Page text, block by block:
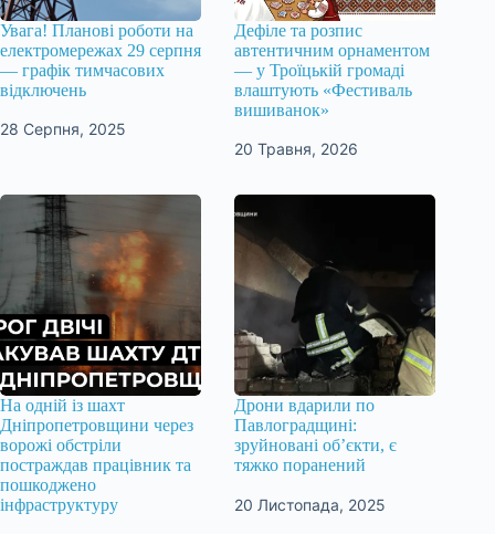
Увага! Планові роботи на
електромережах 29 серпня
— графік тимчасових
відключень
28 Серпня, 2025
Дефіле та розпис
автентичним орнаментом
— у Троїцькій громаді
влаштують «Фестиваль
вишиванок»
20 Травня, 2026
На одній із шахт
Дніпропетровщини через
ворожі обстріли
постраждав працівник та
пошкоджено
інфраструктуру
Дрони вдарили по
Павлоградщині:
зруйновані об’єкти, є
тяжко поранений
20 Листопада, 2025